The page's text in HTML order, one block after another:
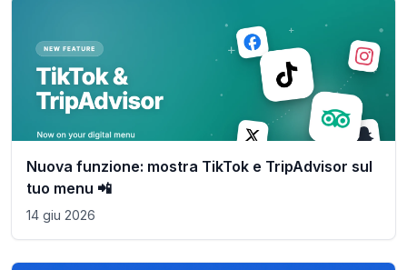
Nuova funzione: mostra TikTok e TripAdvisor sul
tuo menu 📲
14 giu 2026